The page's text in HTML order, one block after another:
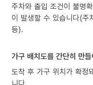
주차와 출입 조건이 불명
이 발생할 수 있습니다(주
등).
가구 배치도를 간단히 만들
도착 후 가구 위치가 확정